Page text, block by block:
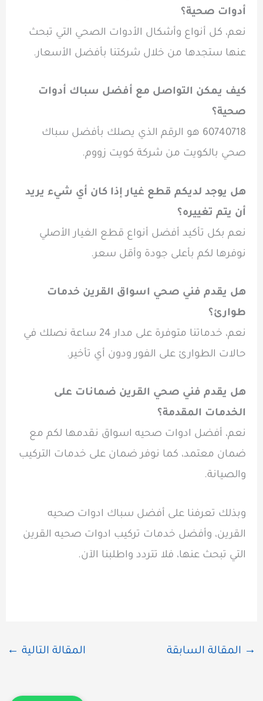
أدوات صحية؟
نعم، كل أنواع وأشكال الأدوات الصحي التي تبحث
عنها ستجدها من خلال شركتنا بأفضل الأسعار.
كيف يمكن التواصل مع أفضل سباك أدوات
صحية؟
60740718 هو الرقم الذي يصلك بأفضل سباك
صحي بالكويت من شركة كويت زووم.
هل يوجد لديكم قطع غيار إذا كان أي شيء يريد
أن يتم تغييره؟
نعم بكل تأكيد أفضل أنواع قطع الغيار الأصلي
نوفرها لكم بأعلى جودة وأقل سعر.
هل يقدم فني صحي اسواق القرين خدمات
طوارئ؟
نعم، خدماتنا متوفرة على مدار 24 ساعة نصلك في
حالات الطوارئ على الفور ودون أي تأخير.
هل يقدم فني صحي القرين ضمانات على
الخدمات المقدمة؟
نعم، أفضل ادوات صحيه اسواق نقدمها لكم مع
ضمان معتمد، كما نوفر ضمان على خدمات التركيب
والصيانة.
وبذلك تعرفنا على أفضل سباك ادوات صحيه
القرين، وأفضل خدمات تركيب ادوات صحيه القرين
التي تبحث عنها، فلا تتردد واطلبنا الآن.
→ المقالة السابقة المقالة التالية ←